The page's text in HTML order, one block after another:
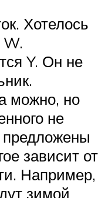
Хотелось
Y. Он не
можно, но
не
предложены
зависит от
Например,
зимой